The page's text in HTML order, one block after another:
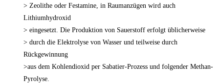
> Zeolithe oder Festamine, in Raumanzügen wird auch
Lithiumhydroxid
> eingesetzt. Die Produktion von Sauerstoff erfolgt üblicherweise
> durch die Elektrolyse von Wasser und teilweise durch
Rückgewinnung
>aus dem Kohlendioxid per Sabatier-Prozess und folgender Methan-
Pyrolyse.